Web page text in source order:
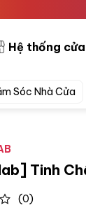
Hệ thống
Sóc Nhà Cửa
Tinh
(0)